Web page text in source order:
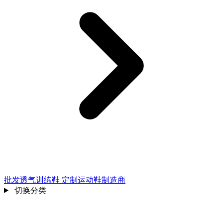
批发透气训练鞋 定制运动鞋制造商
切换分类